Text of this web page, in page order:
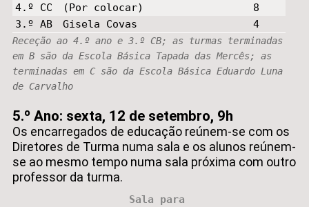
Receção ao 4.º ano e 3.º CB; as turmas terminadas
em B são da Escola Básica Tapada das Mercês; as
terminadas em C são da Escola Básica Eduardo Luna
de Carvalho
4.º CC
(Por colocar)
8
3.º AB
Gisela Covas 4
5.º Ano: sexta, 12 de setembro, 9h
Os encarregados de educação reúnem-se com os
Diretores de Turma numa sala e os alunos reúnem-
se ao mesmo tempo numa sala próxima com outro
professor da turma.
Sala para